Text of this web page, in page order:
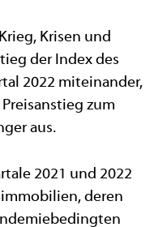
Krisen und
der Index des
2022 miteinander,
zum
aus.
2021 und 2022
deren